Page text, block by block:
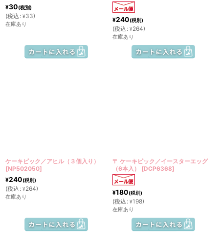
¥30(税別)
(税込 : ¥33)
在庫あり
¥240(税別)
(税込 : ¥264)
在庫あり
ケーキピック／アヒル（３個入り）
[NP502050]
¥240(税別)
(税込 : ¥264)
在庫あり
〒 ケーキピック／イースターエッグ
（6本入）
[DCP6368]
¥180(税別)
(税込 : ¥198)
在庫あり